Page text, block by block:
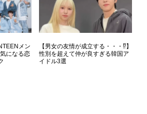
メン
になる恋
【男女の友情が成立する・・・⁉】
性別を超えて仲が良すぎる韓国ア
イドル3選